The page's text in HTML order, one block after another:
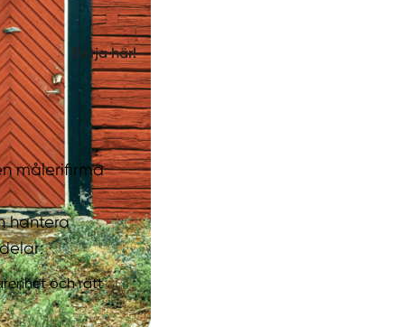
Börja här!
målerifirma
hantera
och rätt